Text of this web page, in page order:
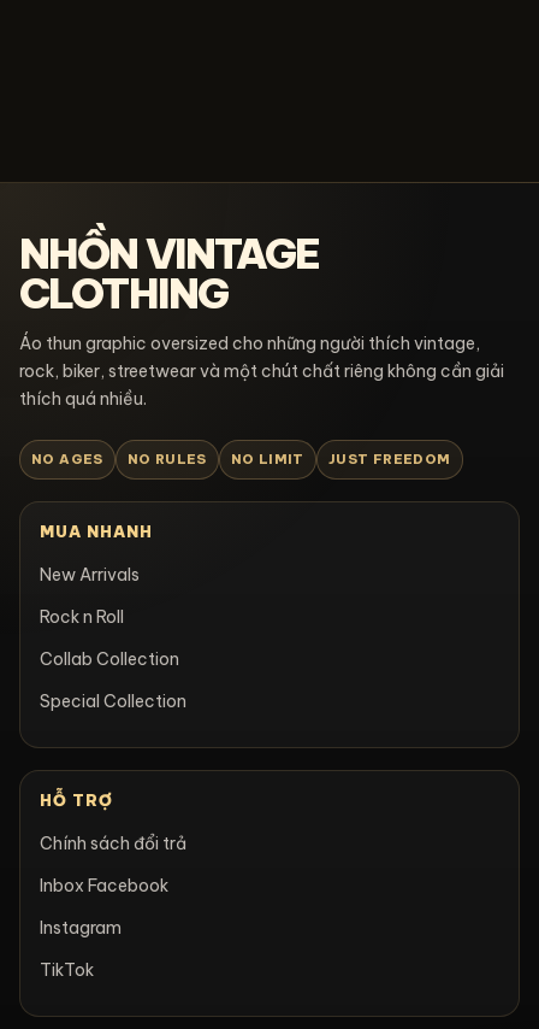
NHỒN VINTAGE
CLOTHING
Áo thun graphic oversized cho những người thích vintage,
rock, biker, streetwear và một chút chất riêng không cần giải
thích quá nhiều.
NO AGES NO RULES NO LIMIT JUST FREEDOM
MUA NHANH
New Arrivals
Rock n Roll
Collab Collection
Special Collection
HỖ TRỢ
Chính sách đổi trả
Inbox Facebook
Instagram
TikTok